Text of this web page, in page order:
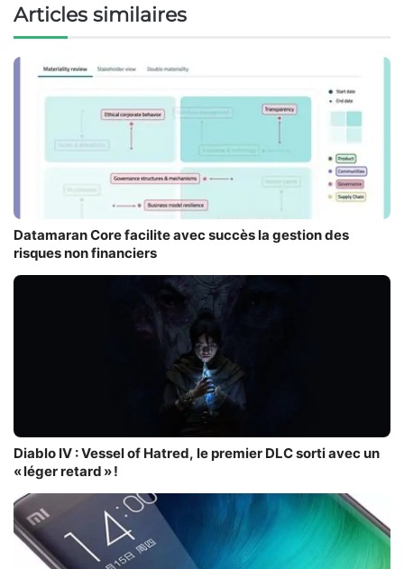
Articles similaires
Datamaran Core facilite avec succès la gestion des
risques non financiers
Diablo IV : Vessel of Hatred, le premier DLC sorti avec un
« léger retard » !